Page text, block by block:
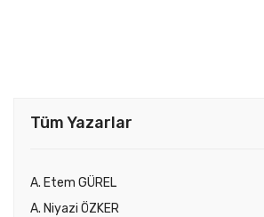
Tüm Yazarlar
A. Etem GÜREL
A. Niyazi ÖZKER